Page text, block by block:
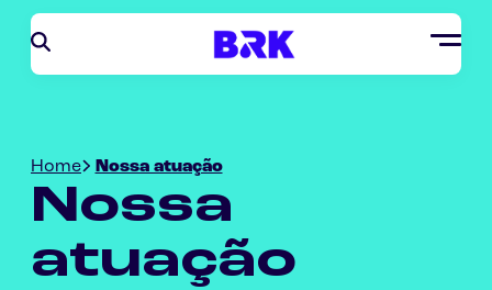
Home Nossa atuação
Nossa
atuação